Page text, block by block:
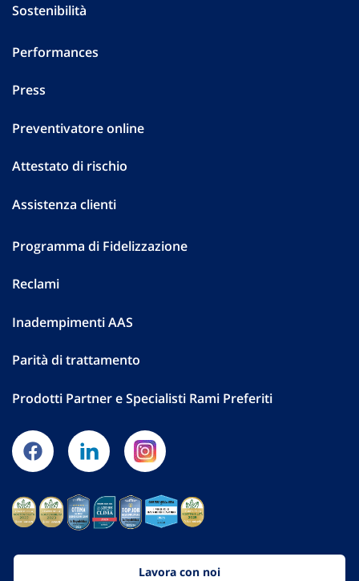
Sostenibilità
Performances
Press
Preventivatore online
Attestato di rischio
Assistenza clienti
Programma di Fidelizzazione
Reclami
Inadempimenti AAS
Parità di trattamento
Prodotti Partner e Specialisti Rami Preferiti
Lavora con noi